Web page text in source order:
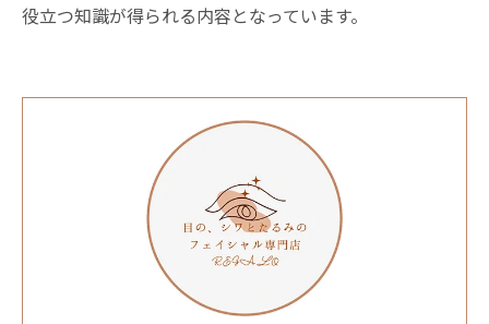
役立つ知識が得られる内容となっています。